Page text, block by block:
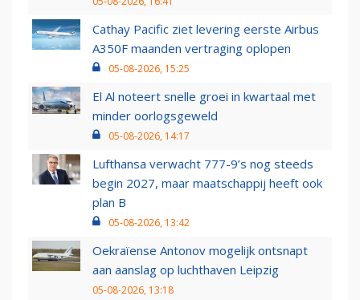
Cathay Pacific ziet levering eerste Airbus
A350F maanden vertraging oplopen
05-08-2026, 15:25
El Al noteert snelle groei in kwartaal met
minder oorlogsgeweld
05-08-2026, 14:17
Lufthansa verwacht 777-9’s nog steeds
begin 2027, maar maatschappij heeft ook
plan B
05-08-2026, 13:42
Oekraïense Antonov mogelijk ontsnapt
aan aanslag op luchthaven Leipzig
05-08-2026, 13:18